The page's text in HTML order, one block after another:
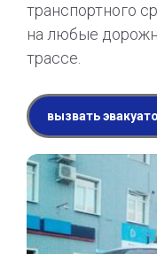
транспортного
на любые
трассе.
вызвать